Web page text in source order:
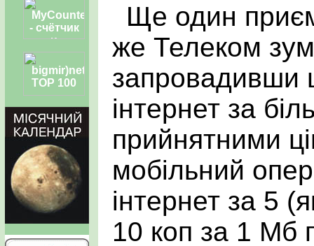
Ще один
же Телеком
запровадивши
інтернет за
прийнятними
мобільний
інтернет за 5
10 коп за 1 Мб